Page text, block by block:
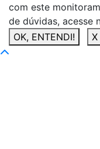
com este
de dúvidas, acesse
OK, ENTENDI!
X